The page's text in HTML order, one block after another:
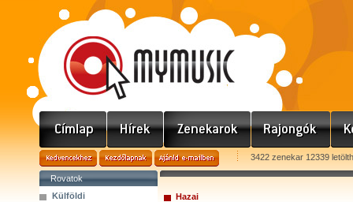
3422 zenekar 12339
Rovatok
Külföldi
Hazai